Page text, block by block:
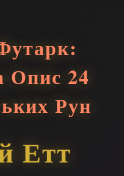
Опис 24
Рун
Етт